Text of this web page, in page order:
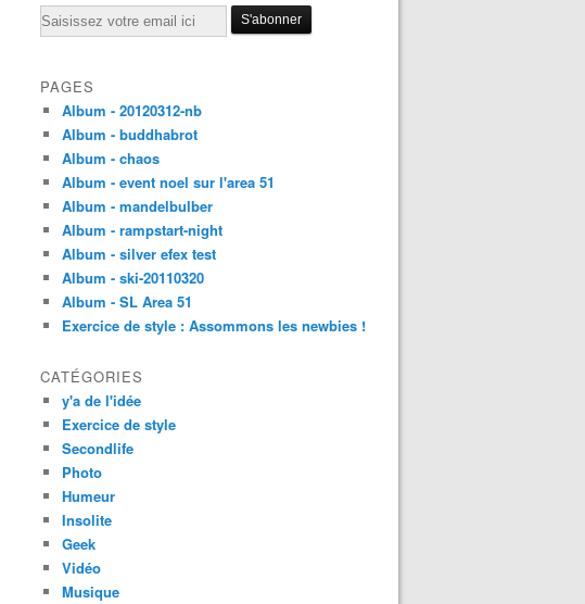
Email
PAGES
Album - 20120312-nb
Album - buddhabrot
Album - chaos
Album - event noel sur l'area 51
Album - mandelbulber
Album - rampstart-night
Album - silver efex test
Album - ski-20110320
Album - SL Area 51
Exercice de style : Assommons les newbies !
CATÉGORIES
y'a de l'idée
Exercice de style
Secondlife
Photo
Humeur
Insolite
Geek
Vidéo
Musique